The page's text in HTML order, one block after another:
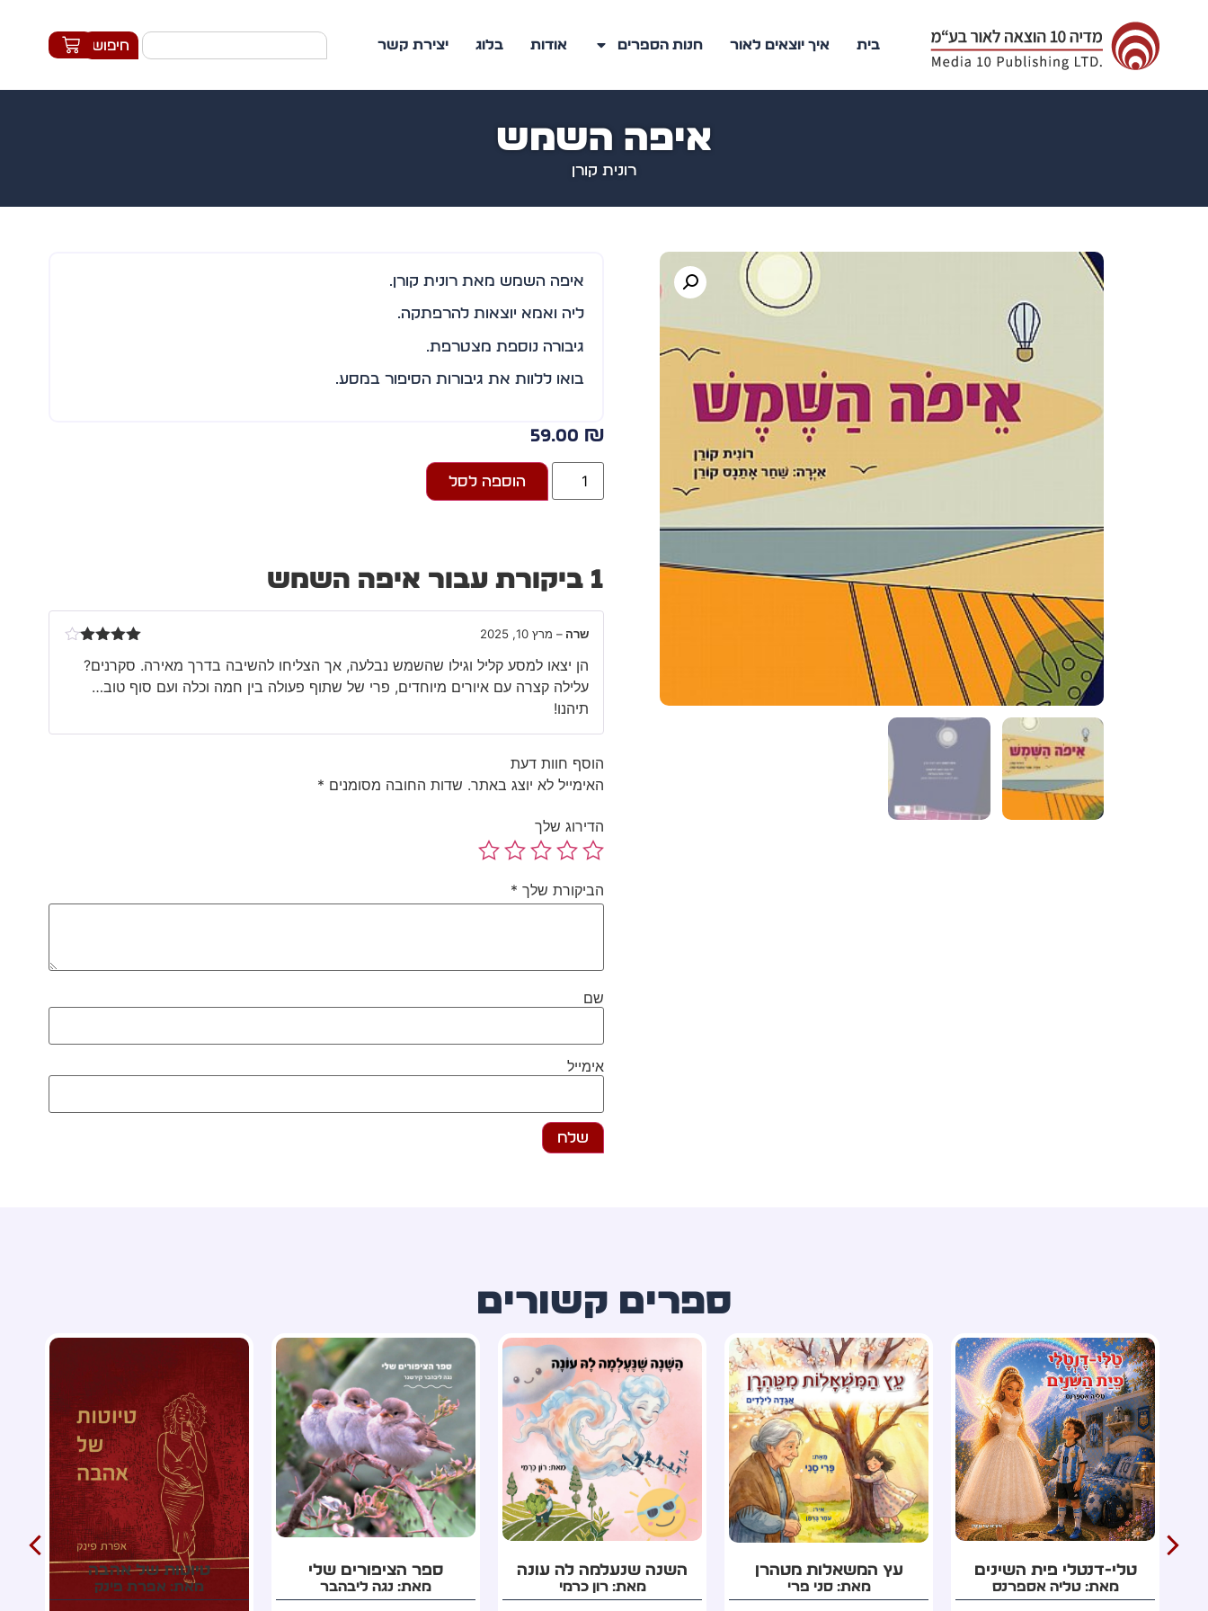
בית איך יוצאים לאור חנות הספרים אודות בלוג יצירת קשר חיפוש
איפה השמש
רונית קורן
איפה השמש מאת רונית קורן.
ליה ואמא יוצאות להרפתקה.
גיבורה נוספת מצטרפת.
בואו ללוות את גיבורות הסיפור במסע.
59.00 ₪
הוספה לסל
1 ביקורת עבור איפה השמש
מתוך 5
שרה – מרץ 10, 2025
הן יצאו למסע קליל וגילו שהשמש נבלעה, אך הצליחו להשיבה בדרך מאירה. סקרנים?
עלילה קצרה עם איורים מיוחדים, פרי של שתוף פעולה בין חמה וכלה ועם סוף טוב…
תיהנו!
הוסף חוות דעת
האימייל לא יוצג באתר. שדות החובה מסומנים *
הדירוג שלך
הביקורת שלך *
שם
אימייל
ספרים קשורים
עץ המשאלות מטהרן
מאת: סני פרי
השנה שנעלמה לה עונה
מאת: רון כרמי
ספר הציפורים שלי
מאת: נגה ליבהבר
טיוטות של אהבה
מאת: אפרת פינק
אלת החלומות חנוכה
מאת: אלה גרינבלט